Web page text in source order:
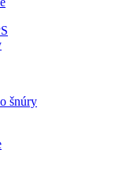
šnúry